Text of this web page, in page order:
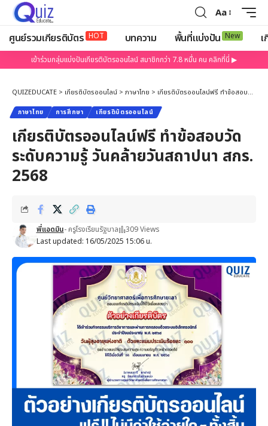
Aa
ศูนย์รวมเกียรติบัตร HOT บทความ พื้นที่แบ่งปัน New
เข้าร่วมกลุ่มแบ่งปันเกียรติบัตรออนไลน์ สมาชิกกว่า 7.8 หมื่น คน คลิกที่นี่ ▶
QUIZEDUCATE > เกียรติบัตรออนไลน์ > ภาษาไทย > เกียรติบัตรออนไลน์ฟรี ทำข้อสอบวัดระดับความรู้ วันคล้ายวันสถาปนา สกร. 2568
ภาษาไทย การศึกษา เกียรติบัตรออนไลน์
เกียรติบัตรออนไลน์ฟรี ทำข้อสอบวัด
ระดับความรู้ วันคล้ายวันสถาปนา สกร.
2568
Last updated: 16/05/2025 15:06 น.
พี่แอดมิน- ครูโรงเรียนรัฐบาล 309 Views